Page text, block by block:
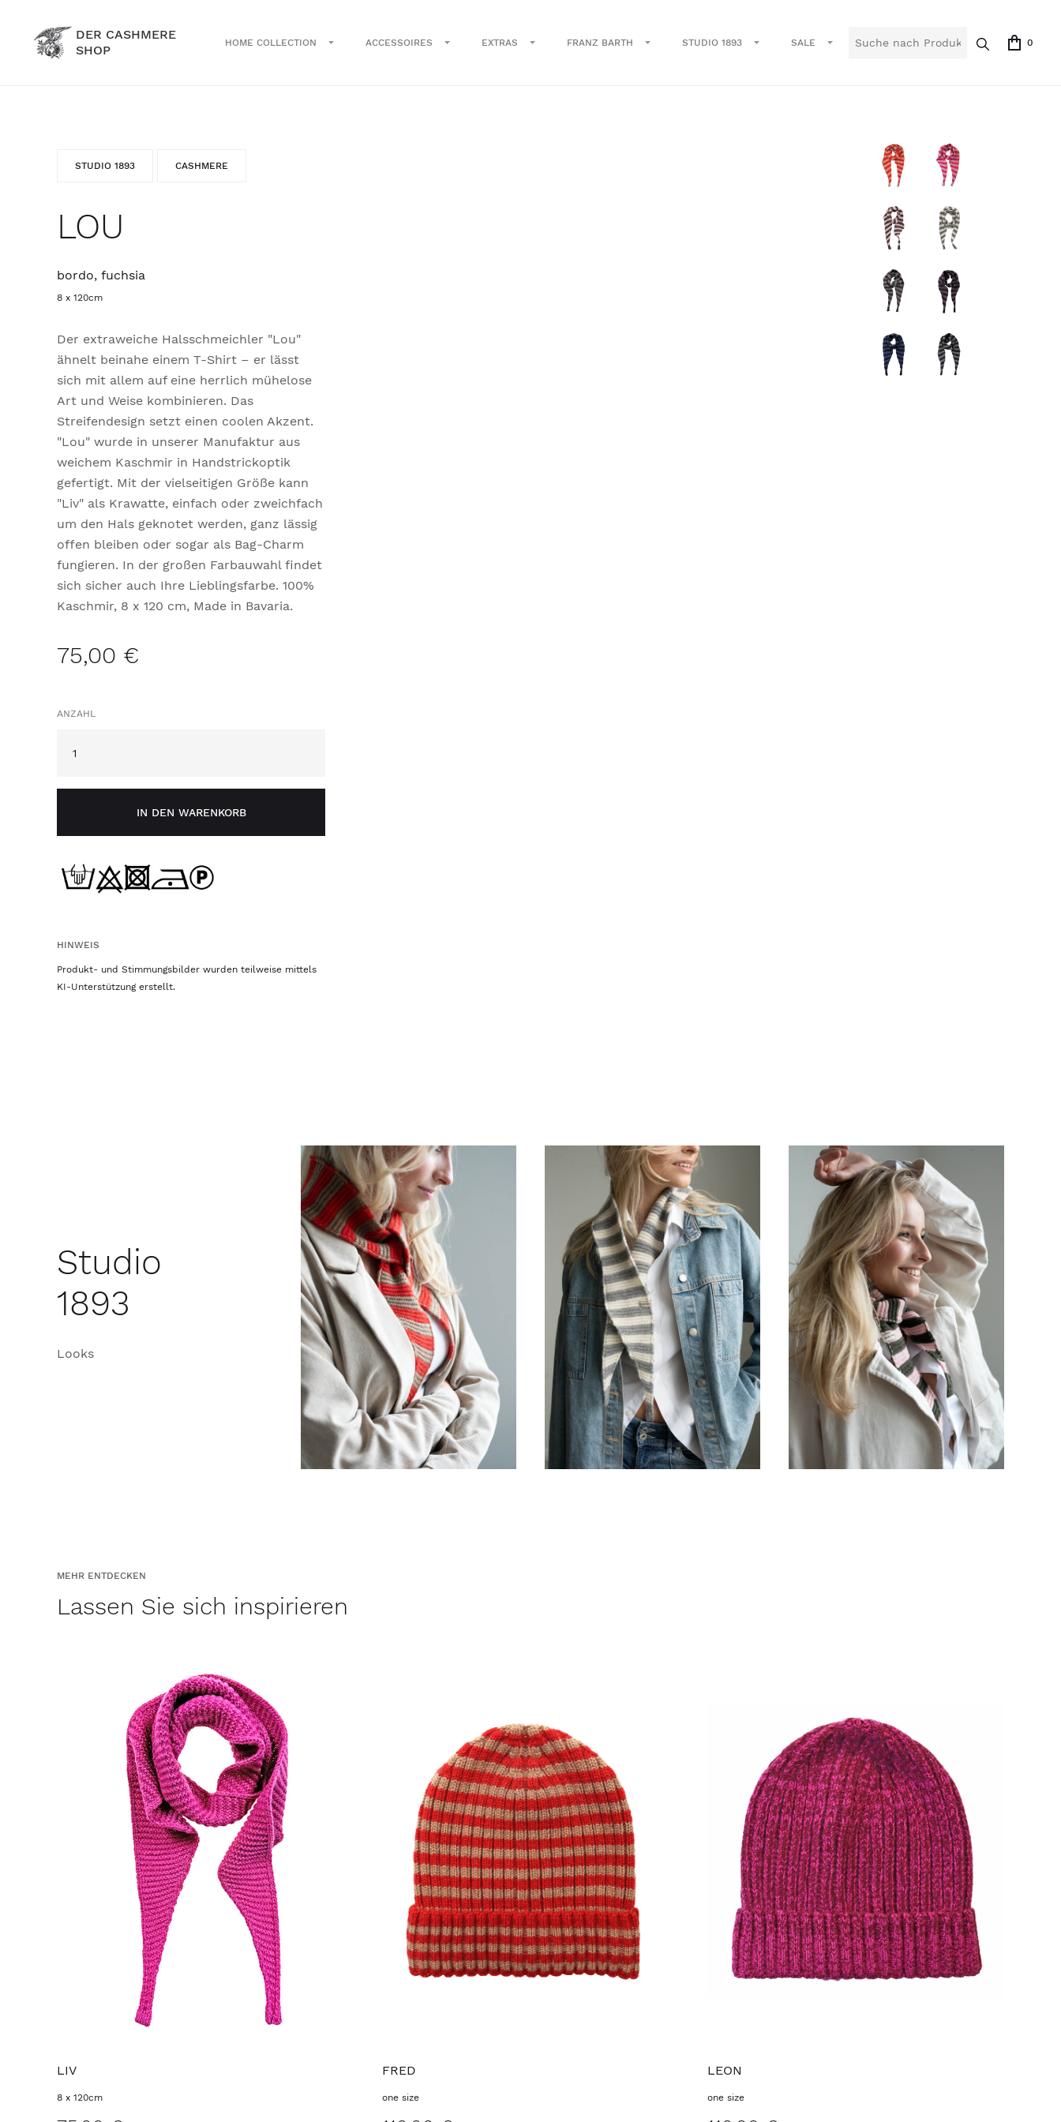
DER CASHMERE
SHOP
HOME COLLECTION ACCESSOIRES EXTRAS FRANZ BARTH STUDIO 1893 SALE 0
STUDIO 1893 CASHMERE
LOU
bordo, fuchsia
8 x 120cm
Der extraweiche Halsschmeichler "Lou"
ähnelt beinahe einem T-Shirt – er lässt
sich mit allem auf eine herrlich mühelose
Art und Weise kombinieren. Das
Streifendesign setzt einen coolen Akzent.
"Lou" wurde in unserer Manufaktur aus
weichem Kaschmir in Handstrickoptik
gefertigt. Mit der vielseitigen Größe kann
"Liv" als Krawatte, einfach oder zweichfach
um den Hals geknotet werden, ganz lässig
offen bleiben oder sogar als Bag-Charm
fungieren. In der großen Farbauwahl findet
sich sicher auch Ihre Lieblingsfarbe. 100%
Kaschmir, 8 x 120 cm, Made in Bavaria.
75,00 €
ANZAHL
IN DEN WARENKORB
HINWEIS
Produkt- und Stimmungsbilder wurden teilweise mittels
KI-Unterstützung erstellt.
Studio
1893
Looks
MEHR ENTDECKEN
Lassen Sie sich inspirieren
LIV
8 x 120cm
FRED
one size
LEON
one size